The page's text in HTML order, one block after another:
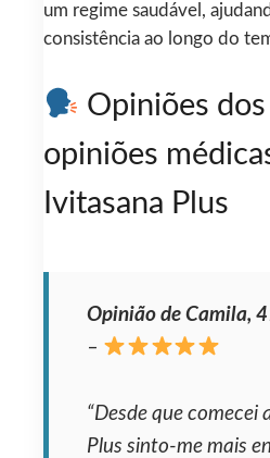
um regime saudável,
consistência ao longo do
Opiniões
opiniões
Ivitasana Plus
Opinião de Camila,
–
“Desde que comecei
Plus sinto-me mais